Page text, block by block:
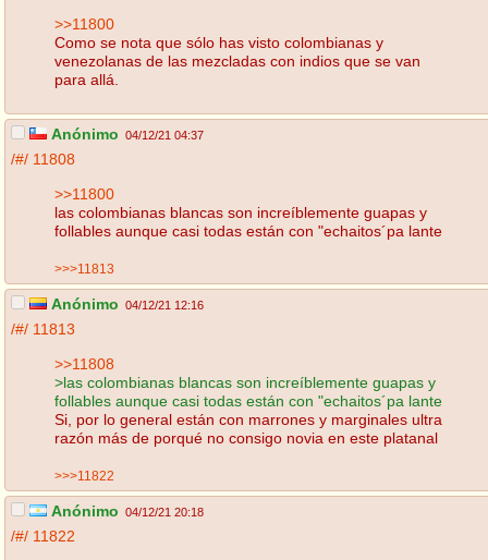
>>11800
Como se nota que sólo has visto colombianas y
venezolanas de las mezcladas con indios que se van
para allá.
Anónimo 04/12/21 04:37
/#/ 11808
>>11800
las colombianas blancas son increíblemente guapas y
follables aunque casi todas están con "echaitos´pa lante
>>>11813
Anónimo 04/12/21 12:16
/#/ 11813
>>11808
>las colombianas blancas son increíblemente guapas y
follables aunque casi todas están con "echaitos´pa lante
Si, por lo general están con marrones y marginales ultra
razón más de porqué no consigo novia en este platanal
>>>11822
Anónimo 04/12/21 20:18
/#/ 11822